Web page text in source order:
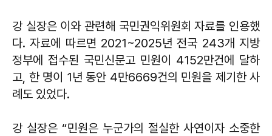
강 실장은 이와 관련해 국민권익위원회 자료를 인용했
다. 자료에 따르면 2021~2025년 전국 243개 지방
정부에 접수된 국민신문고 민원이 4152만건에 달하
고, 한 명이 1년 동안 4만6669건의 민원을 제기한 사
례도 있었다.
강 실장은 “민원은 누군가의 절실한 사연이자 소중한